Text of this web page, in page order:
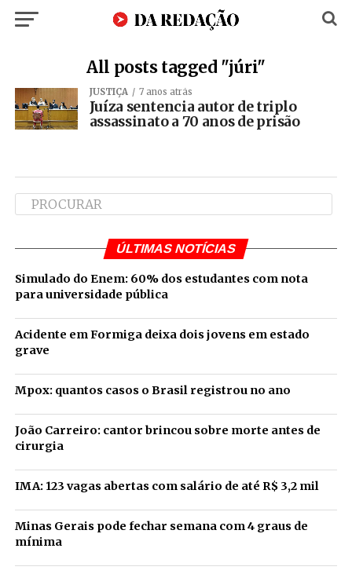
All posts tagged "júri"
JUSTIÇA 7 anos atrás
Juíza sentencia autor de triplo
assassinato a 70 anos de prisão
ÚLTIMAS NOTÍCIAS
Simulado do Enem: 60% dos estudantes com nota
para universidade pública
Acidente em Formiga deixa dois jovens em estado
grave
Mpox: quantos casos o Brasil registrou no ano
João Carreiro: cantor brincou sobre morte antes de
cirurgia
IMA: 123 vagas abertas com salário de até R$ 3,2 mil
Minas Gerais pode fechar semana com 4 graus de
mínima